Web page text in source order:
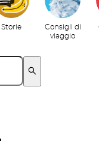
Storie
Consigli di
viaggio